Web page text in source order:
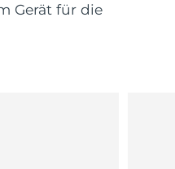
Gerät für die